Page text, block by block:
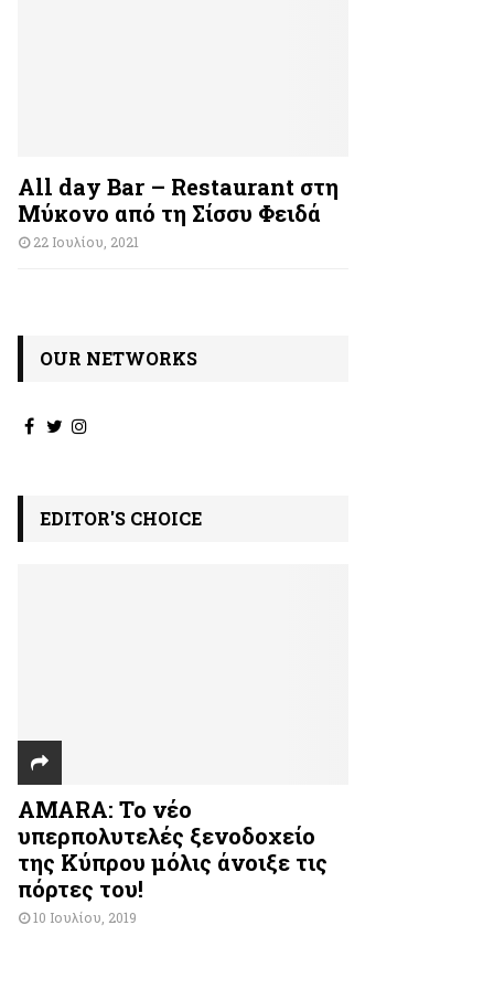
All day Bar – Restaurant στη
Μύκονο από τη Σίσσυ Φειδά
22 Ιουλίου, 2021
OUR NETWORKS
EDITOR'S CHOICE
AMARA: Το νέο
υπερπολυτελές ξενοδοχείο
της Κύπρου μόλις άνοιξε τις
πόρτες του!
10 Ιουλίου, 2019